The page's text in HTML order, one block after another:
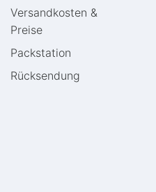
Versandkosten &
Preise
Packstation
Rücksendung